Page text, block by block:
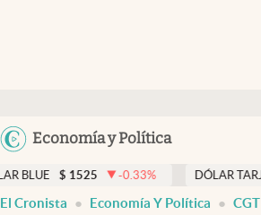
Economía y Política
Members
Economía y Política
Finanzas y Mercados
-0.33% DÓLAR TARJETA $ 1976
El Cronista Economía Y Política CGT